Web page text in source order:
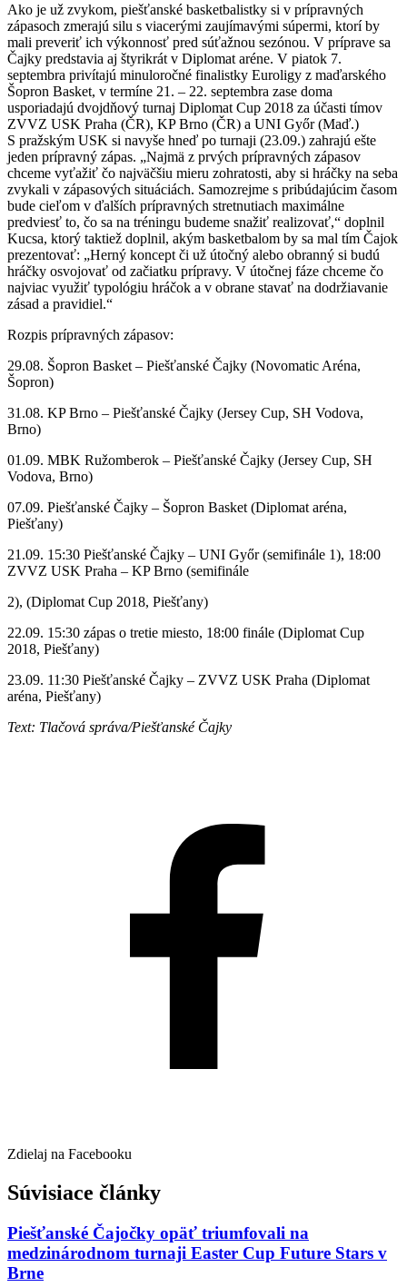
Ako je už zvykom, piešťanské basketbalistky si v prípravných
zápasoch zmerajú silu s viacerými zaujímavými súpermi, ktorí by
mali preveriť ich výkonnosť pred súťažnou sezónou. V príprave sa
Čajky predstavia aj štyrikrát v Diplomat aréne. V piatok 7.
septembra privítajú minuloročné finalistky Euroligy z maďarského
Šopron Basket, v termíne 21. – 22. septembra zase doma
usporiadajú dvojdňový turnaj Diplomat Cup 2018 za účasti tímov
ZVVZ USK Praha (ČR), KP Brno (ČR) a UNI Győr (Maď.)
S pražským USK si navyše hneď po turnaji (23.09.) zahrajú ešte
jeden prípravný zápas. „Najmä z prvých prípravných zápasov
chceme vyťažiť čo najväčšiu mieru zohratosti, aby si hráčky na seba
zvykali v zápasových situáciách. Samozrejme s pribúdajúcim časom
bude cieľom v ďalších prípravných stretnutiach maximálne
predviesť to, čo sa na tréningu budeme snažiť realizovať,“ doplnil
Kucsa, ktorý taktiež doplnil, akým basketbalom by sa mal tím Čajok
prezentovať: „Herný koncept či už útočný alebo obranný si budú
hráčky osvojovať od začiatku prípravy. V útočnej fáze chceme čo
najviac využiť typológiu hráčok a v obrane stavať na dodržiavanie
zásad a pravidiel.“
Rozpis prípravných zápasov:
29.08. Šopron Basket – Piešťanské Čajky (Novomatic Aréna,
Šopron)
31.08. KP Brno – Piešťanské Čajky (Jersey Cup, SH Vodova,
Brno)
01.09. MBK Ružomberok – Piešťanské Čajky (Jersey Cup, SH
Vodova, Brno)
07.09. Piešťanské Čajky – Šopron Basket (Diplomat aréna,
Piešťany)
21.09. 15:30 Piešťanské Čajky – UNI Győr (semifinále 1), 18:00
ZVVZ USK Praha – KP Brno (semifinále
2), (Diplomat Cup 2018, Piešťany)
22.09. 15:30 zápas o tretie miesto, 18:00 finále (Diplomat Cup
2018, Piešťany)
23.09. 11:30 Piešťanské Čajky – ZVVZ USK Praha (Diplomat
aréna, Piešťany)
Text: Tlačová správa/Piešťanské Čajky
Zdielaj na Facebooku
Súvisiace články
Piešťanské Čajočky opäť triumfovali na
medzinárodnom turnaji Easter Cup Future Stars v
Brne